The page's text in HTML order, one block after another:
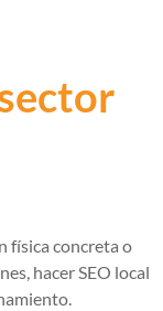
física concreta o
hacer SEO local